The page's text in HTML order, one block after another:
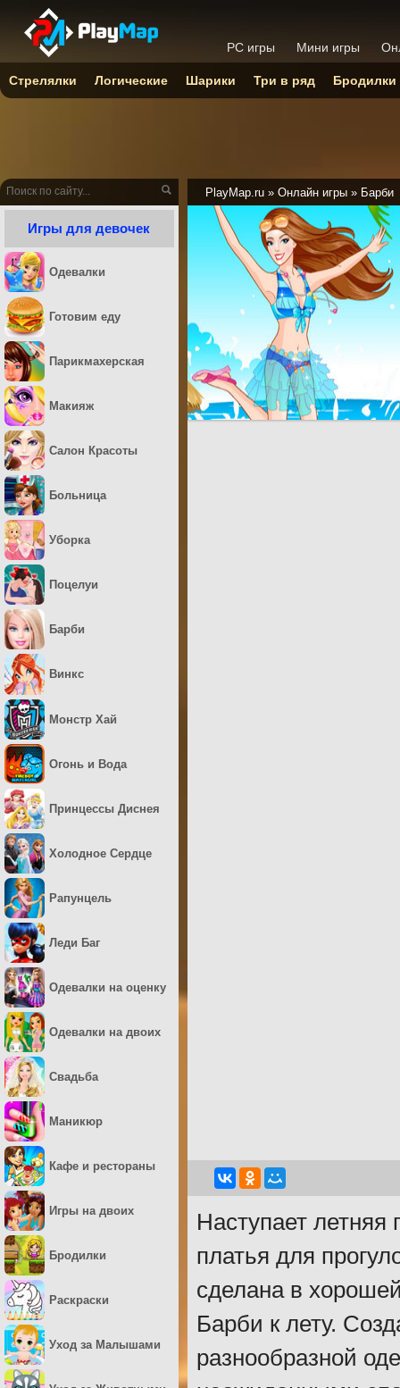
PlayMap.ru » Онлайн игры » Барби
Наступает
платья для
сделана в
Барби к лету.
разнообразной
Игры для девочек
Одевалки
Готовим еду
Парикмахерская
Макияж
Салон Красоты
Больница
Уборка
Поцелуи
Барби
Винкс
Монстр Хай
Огонь и Вода
Принцессы Диснея
Холодное Сердце
Рапунцель
Леди Баг
Одевалки на оценку
Одевалки на двоих
Свадьба
Маникюр
Кафе и рестораны
Игры на двоих
Бродилки
Раскраски
Уход за Малышами
PC игры Мини игры
Стрелялки Логические Шарики Три в ряд Бродилки